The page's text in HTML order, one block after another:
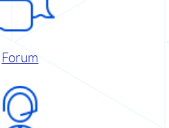
Forum